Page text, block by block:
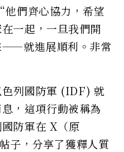
們齊心協力，希望
一起，一旦我們開
就進展順利。非常
色列國防軍 (IDF) 就
，這項行動被稱為
國防軍在 X（原
子，分享了獲釋人質